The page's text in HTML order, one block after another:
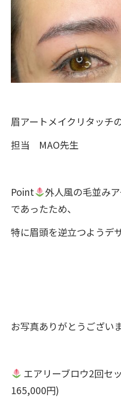
眉アートメイクリタッチ
担当 MAO先生
⁡Point
外人風の毛並み
であったため、
特に眉頭を逆立つようデ
お写真ありがとうござい
エアリーブロウ2回セ
165,000円)